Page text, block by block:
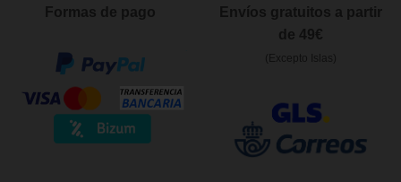
Formas de pago
Envíos gratuitos a partir
de 49€
(Excepto Islas)